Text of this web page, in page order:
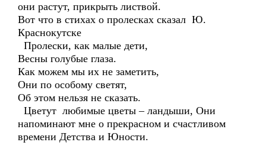
они растут, прикрыть листвой.
Вот что в стихах о пролесках сказал Ю.
Краснокутске
Пролески, как малые дети,
Весны голубые глаза.
Как можем мы их не заметить,
Они по особому светят,
Об этом нельзя не сказать.
Цветут любимые цветы – ландыши, Они
напоминают мне о прекрасном и счастливом
времени Детства и Юности.